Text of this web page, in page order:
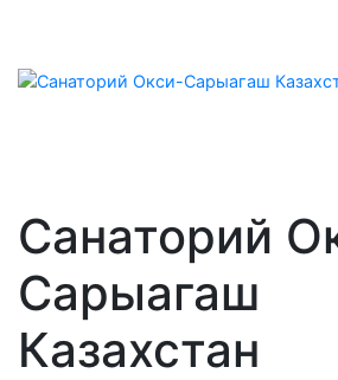
Санаторий
Сарыагаш
Казахстан